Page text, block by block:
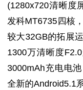
(1280x720清晰度
发科MT6735四核
较大32GB的拓展
1300万清晰度
3000mAh充电电
全新的Android5.1系